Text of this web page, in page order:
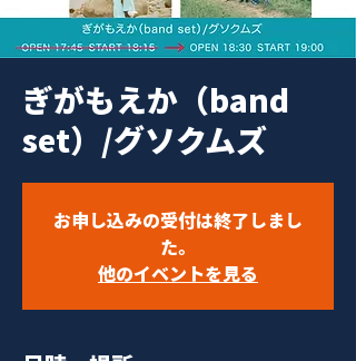
ぎがもえか（band
set）/グソクムズ
お申し込みの受付は終了しまし
た。
他のイベントを見る